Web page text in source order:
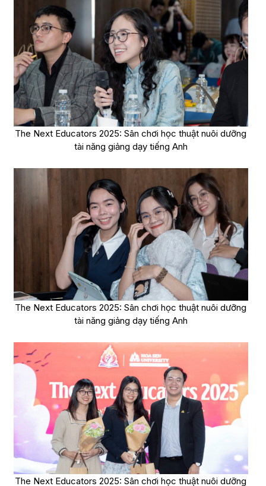
The Next Educators 2025: Sân chơi học thuật nuôi dưỡng
tài năng giảng dạy tiếng Anh
The Next Educators 2025: Sân chơi học thuật nuôi dưỡng
tài năng giảng dạy tiếng Anh
The Next Educators 2025: Sân chơi học thuật nuôi dưỡng